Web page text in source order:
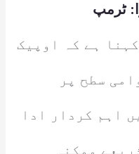
ٹرمپ
ہے کہ اوپیک
سطح پر
اہم کردار ادا
ممکنہ